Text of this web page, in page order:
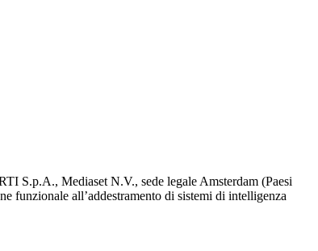
S.p.A., Mediaset N.V., sede legale Amsterdam (Paesi
funzionale all’addestramento di sistemi di intelligenza